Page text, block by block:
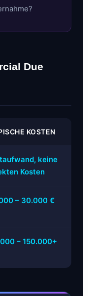
Due
KOSTEN
keine
Kosten
– 30.000 €
– 150.000+